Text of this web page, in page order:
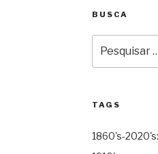
BUSCA
por:
TAGS
1860's-